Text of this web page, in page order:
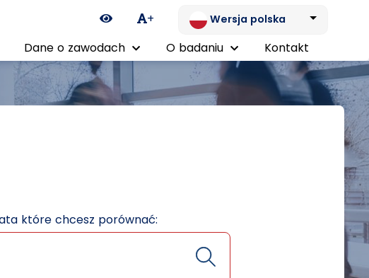
Ikona zmiany kontrastu
+ Wersja polska
Dane o zawodach O badaniu Kontakt
które chcesz porównać: